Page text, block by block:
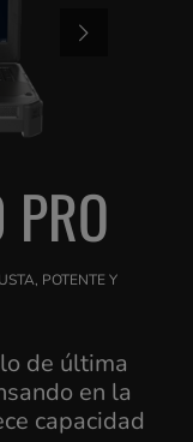
POTENTE Y
de última
en la
capacidad